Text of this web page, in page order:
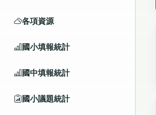
各項資源
國小填報統計
國中填報統計
國小議題統計